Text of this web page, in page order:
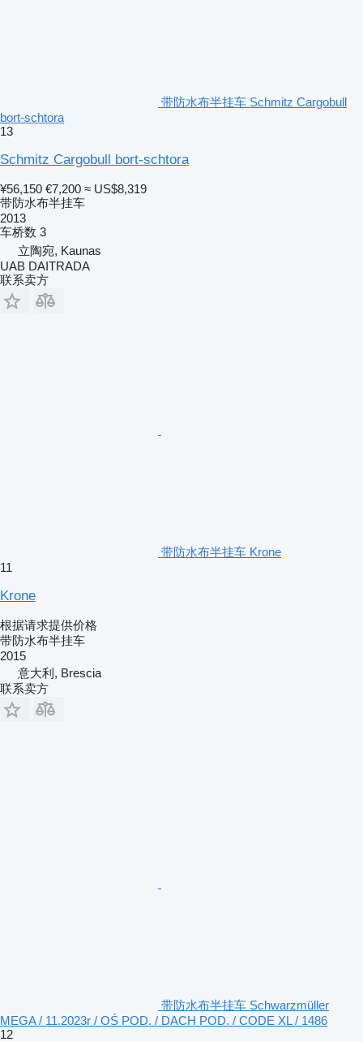
带防水布半挂车 Schmitz Cargobull
bort-schtora
13
Schmitz Cargobull bort-schtora
¥56,150 €7,200 ≈ US$8,319
带防水布半挂车
2013
车桥数 3
立陶宛, Kaunas
UAB DAITRADA
联系卖方
带防水布半挂车 Krone
11
Krone
根据请求提供价格
带防水布半挂车
2015
意大利, Brescia
联系卖方
带防水布半挂车 Schwarzmüller
MEGA / 11.2023r / OŚ POD. / DACH POD. / CODE XL / 1486
12